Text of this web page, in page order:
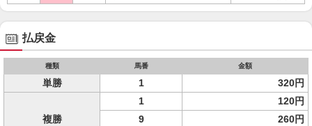
払戻金
種類 馬番 金額
単勝 1 320円
複勝
1
120円
9
260円